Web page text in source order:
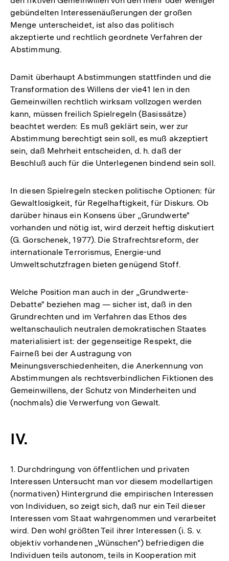
gebündelten Interessenäußerungen der großen
Menge unterscheidet, ist also das politisch
akzeptierte und rechtlich geordnete Verfahren der
Abstimmung.
Damit überhaupt Abstimmungen stattfinden und die
Transformation des Willens der vie41 len in den
Gemeinwillen rechtlich wirksam vollzogen werden
kann, müssen freilich Spielregeln (Basissätze)
beachtet werden: Es muß geklärt sein, wer zur
Abstimmung berechtigt sein soll, es muß akzeptiert
sein, daß Mehrheit entscheiden, d. h. daß der
Beschluß auch für die Unterlegenen bindend sein soll.
In diesen Spielregeln stecken politische Optionen: für
Gewaltlosigkeit, für Regelhaftigkeit, für Diskurs. Ob
darüber hinaus ein Konsens über „Grundwerte"
vorhanden und nötig ist, wird derzeit heftig diskutiert
(G. Gorschenek, 1977). Die Strafrechtsreform, der
internationale Terrorismus, Energie-und
Umweltschutzfragen bieten genügend Stoff.
Welche Position man auch in der „Grundwerte-
Debatte" beziehen mag — sicher ist, daß in den
Grundrechten und im Verfahren das Ethos des
weltanschaulich neutralen demokratischen Staates
materialisiert ist: der gegenseitige Respekt, die
Fairneß bei der Austragung von
Meinungsverschiedenheiten, die Anerkennung von
Abstimmungen als rechtsverbindlichen Fiktionen des
Gemeinwillens, der Schutz von Minderheiten und
(nochmals) die Verwerfung von Gewalt.
IV.
1. Durchdringung von öffentlichen und privaten
Interessen Untersucht man vor diesem modellartigen
(normativen) Hintergrund die empirischen Interessen
von Individuen, so zeigt sich, daß nur ein Teil dieser
Interessen vom Staat wahrgenommen und verarbeitet
wird. Den wohl größten Teil ihrer Interessen (i. S. v.
objektiv vorhandenen „Wünschen") befriedigen die
Individuen teils autonom, teils in Kooperation mit